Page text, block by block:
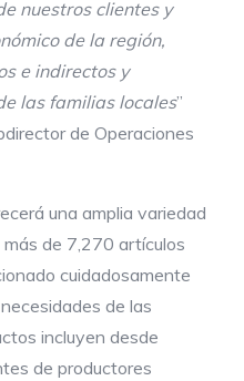
nuestros clientes y
de la región,
e indirectos y
las familias locales”
de Operaciones
una amplia variedad
de 7,270 artículos
cuidadosamente
de las
incluyen desde
de productores